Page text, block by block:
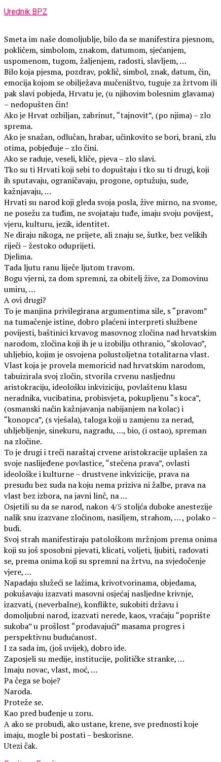
Urednik BPZ
Smeta im naše domoljublje, bilo da se manifestira pjesnom,
pokličem, simbolom, znakom, datumom, sjećanjem,
uspomenom, tugom, žaljenjem, radosti, slavljem, …
Bilo koja pjesma, pozdrav, poklič, simbol, znak, datum, čin,
emocija kojom se obilježava mučeništvo, tuguje za žrtvom ili
pak slavi pobjeda, Hrvatu je, (u njihovim bolesnim glavama)
– nedopušten čin!
Ako je Hrvat ozbiljan, zabrinut, “tajnovit”, (po njima) – zlo
sprema.
Ako je snažan, odlučan, hrabar, učinkovito se bori, brani, zlu
otima, pobjeđuje – zlo čini.
Ako se raduje, veseli, kliče, pjeva – zlo slavi.
Tko su ti Hrvati koji sebi to dopuštaju i tko su ti drugi, koji
ih sputavaju, ograničavaju, progone, optužuju, sude,
kažnjavaju, …
Hrvati su narod koji gleda svoja posla, žive mirno, na svome,
ne posežu za tuđim, ne svojataju tuđe, imaju svoju povijest,
vjeru, kulturu, jezik, identitet.
Ne diraju nikoga, ne prijete, ali znaju se, šutke, bez velikih
riječi – žestoko oduprijeti.
Djelima.
Tada ljutu ranu liječe ljutom travom.
Bogu vjerni, za dom spremni, za obitelj žive, za Domovinu
umiru, …
A ovi drugi?
To je manjina privilegirana argumentima sile, s “pravom”
na tumačenje istine, dobro plaćeni interpreti službene
povijesti, baštinici krvavog masovnog zločina nad hrvatskim
narodom, zločina koji ih je u izobilju othranio, “skolovao”,
uhljebio, kojim je osvojena polustoljetna totalitarna vlast.
Vlast koja je provela memoricid nad hrvatskim narodom,
tabuizirala svoj zločin, stvorila crvenu nasljednu
aristokraciju, ideološku inkviziciju, povlaštenu klasu
neradnika, vucibatina, probisvjeta, pokupljenu “s koca”,
(osmanski način kažnjavanja nabijanjem na kolac) i
“konopca”, (s vješala), taloga koji u zamjenu za nerad,
uhljebljenje, sinekuru, nagradu, …, bio, (i ostao), spreman
na zločine.
To je drugi i treči naraštaj crvene aristokracije uplašen za
svoje naslijeđene povlastice, “stečena prava”, ovlasti
ideološke i kulturne – drustvene inkvizicije, prava na
presudu bez suda na koju nema priziva ni žalbe, prava na
vlast bez izbora, na javni linč, na …
Osjetili su da se narod, nakon 4/5 stoljća duboke anestezije
nalik snu izazvane zločinom, nasiljem, strahom, … , polako –
budi.
Svoj strah manifestiraju patološkom mržnjom prema onima
koji su još sposobni pjevati, klicati, voljeti, ljubiti, radovati
se, prema onima koji su spremni na žrtvu, na svjedočenje
vjere, …
Napadaju služeći se lažima, krivotvorinama, objedama,
pokušavaju izazvati masovni osjećaj nasljedne krivnje,
izazvati, (neverbalne), konflikte, sukobiti državu i
domoljubni narod, izazvati nerede, kaos, vraćaju “poprište
sukoba” u prošlost “prodavajući” masama progres i
perspektivnu budućanost.
I za sada im, (još uvijek), dobro ide.
Zaposjeli su medije, institucije, političke stranke, …
Imaju novac, vlast, moć, …
Pa čega se boje?
Naroda.
Proteže se.
Kao pred buđenje u zoru.
A ako se probudi, ako ustane, krene, sve prednosti koje
imaju, mogle bi postati – beskorisne.
Utezi čak.